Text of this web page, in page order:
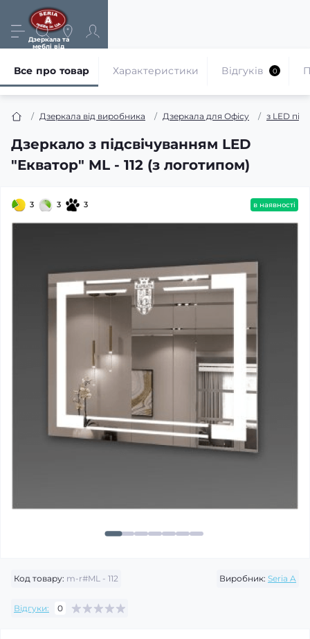
Дзеркала та
меблі від
Дзеркала від виробника Дзеркала для Офісу з LED
Дзеркало з підсвічуванням LED
"Екватор" ML - 112 (з логотипом)
Все про товар Характеристики Відгуків 0
3 3 3 в наявності
Код товару: m-r#ML - 112 Виробник: Seria A
Відгуки: 0